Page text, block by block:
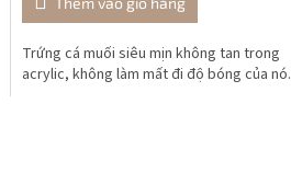
Trứng cá muối siêu mịn không tan trong
acrylic, không làm mất đi độ bóng của nó.